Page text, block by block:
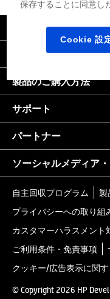
｜United States
会社情報
製品のご購入方法
サポート
パートナー
ソーシャルメディア
自主回収プログラム
製
プライバシーへの取り組
カスタマーハラスメント
ご利用条件・免責事項
クッキー/広告表示に関
© Copyright 2026 HP
保存することに同意し
Cookie 設